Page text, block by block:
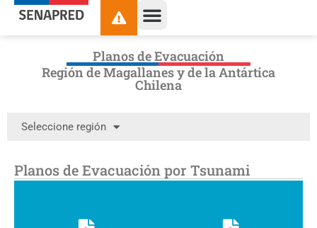
Planos de Evacuación
Región de Magallanes y de la Antártica
Chilena
Seleccione región
Planos de Evacuación por Tsunami